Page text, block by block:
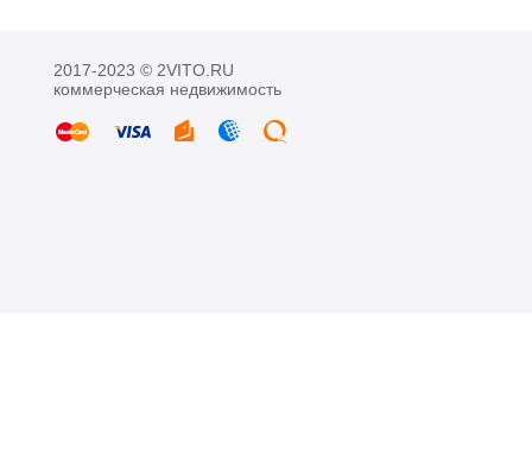
2017-2023 © 2VITO.RU
коммерческая недвижимость